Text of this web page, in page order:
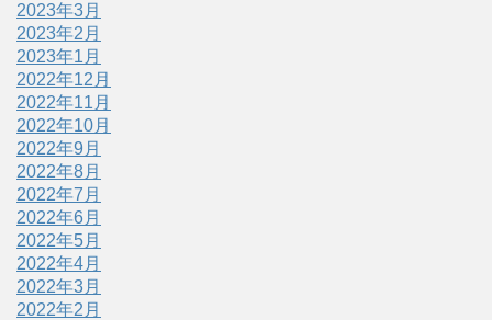
2023年3月
2023年2月
2023年1月
2022年12月
2022年11月
2022年10月
2022年9月
2022年8月
2022年7月
2022年6月
2022年5月
2022年4月
2022年3月
2022年2月